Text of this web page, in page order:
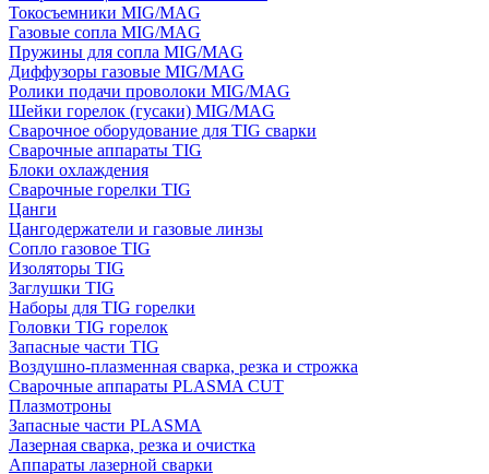
Токосъемники MIG/MAG
Газовые сопла MIG/MAG
Пружины для сопла MIG/MAG
Диффузоры газовые MIG/MAG
Ролики подачи проволоки MIG/MAG
Шейки горелок (гусаки) MIG/MAG
Сварочное оборудование для TIG сварки
Сварочные аппараты TIG
Блоки охлаждения
Сварочные горелки TIG
Цанги
Цангодержатели и газовые линзы
Сопло газовое TIG
Изоляторы TIG
Заглушки TIG
Наборы для TIG горелки
Головки TIG горелок
Запасные части TIG
Воздушно-плазменная сварка, резка и строжка
Сварочные аппараты PLASMA CUT
Плазмотроны
Запасные части PLASMA
Лазерная сварка, резка и очистка
Аппараты лазерной сварки